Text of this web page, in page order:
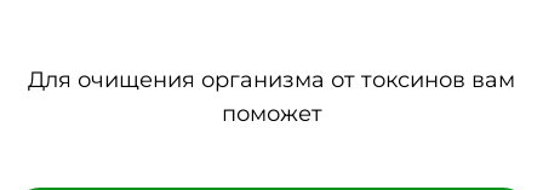
Для очищения организма от токсинов вам
поможет